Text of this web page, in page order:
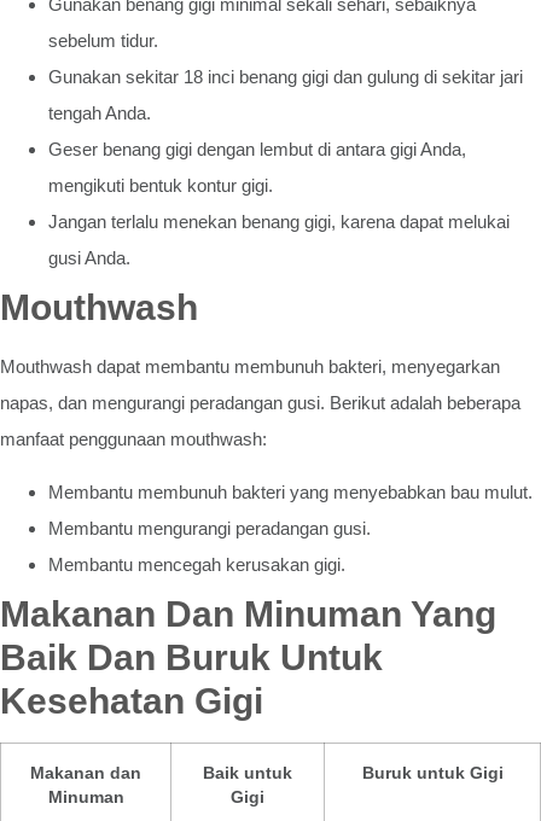
sebelum tidur.
Gunakan sekitar 18 inci benang gigi dan gulung di sekitar jari
tengah Anda.
Geser benang gigi dengan lembut di antara gigi Anda,
mengikuti bentuk kontur gigi.
Jangan terlalu menekan benang gigi, karena dapat melukai
gusi Anda.
Mouthwash
Mouthwash dapat membantu membunuh bakteri, menyegarkan
napas, dan mengurangi peradangan gusi. Berikut adalah beberapa
manfaat penggunaan mouthwash:
Membantu membunuh bakteri yang menyebabkan bau mulut.
Membantu mengurangi peradangan gusi.
Membantu mencegah kerusakan gigi.
Makanan Dan Minuman Yang
Baik Dan Buruk Untuk
Kesehatan Gigi
Makanan dan
Minuman
Baik untuk
Gigi
Buruk untuk Gigi